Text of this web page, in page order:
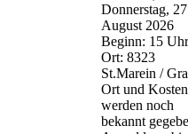
Donnerstag,
August 2026
Beginn: 15 Uhr
Ort: 8323
St.Marein /
Ort und Kosten
werden noch
bekannt